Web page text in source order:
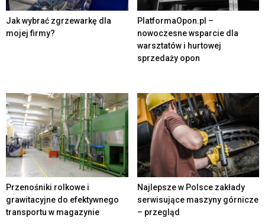
Jak wybrać zgrzewarkę dla
mojej firmy?
PlatformaOpon.pl –
nowoczesne wsparcie dla
warsztatów i hurtowej
sprzedaży opon
Przenośniki rolkowe i
grawitacyjne do efektywnego
transportu w magazynie
Najlepsze w Polsce zakłady
serwisujące maszyny górnicze
– przegląd